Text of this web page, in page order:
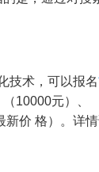
技术，可以报名
10000元）、
价 格）。详